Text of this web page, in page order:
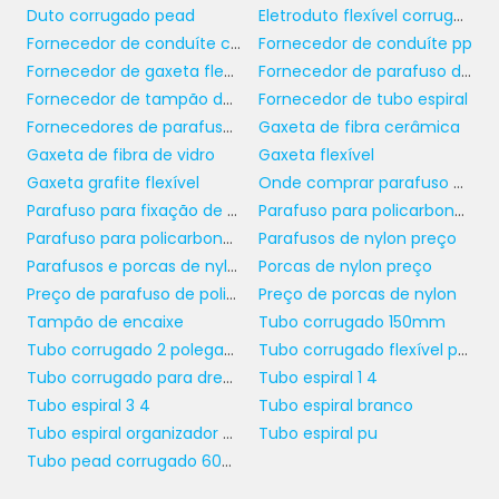
diferencial competitivo que faz com que
muitas empresas optem por essas soluções
ao invés de metais tradicionais, que podem
causar problemas em determinadas
aplicações.
MANUTENÇÃO E
DURABILIDADE DOS
PARAFUSOS E PORCAS DE
NYLON
Um dos grandes atrativos dosparafusos e
porcas de nyloné a sua baixa necessidade
de manutenção. Ao contrário de outros
materiais que podem exigir tratamentos
especiais ou substituições frequentes, o nylon
demonstra uma alta resistência ao desgaste.
Duto corrugado pead
Eletroduto flexível corrugado
Fornecedor de conduíte corrugado
Fornecedor de conduíte pp
Fornecedor de gaxeta flexível
Fornecedor de parafuso de policarbonato
Fornecedor de tampão de encaixe
Fornecedor de tubo espiral
Fornecedores de parafusos e porcas de nylon
Gaxeta de fibra cerâmica
Gaxeta de fibra de vidro
Gaxeta flexível
Gaxeta grafite flexível
Onde comprar parafuso de policarbonato
Parafuso para fixação de policarbonato
Parafuso para policarbonato
Parafuso para policarbonato em madeira
Parafusos de nylon preço
Parafusos e porcas de nylon
Porcas de nylon preço
Preço de parafuso de policarbonato
Preço de porcas de nylon
Tampão de encaixe
Tubo corrugado 150mm
Tubo corrugado 2 polegadas
Tubo corrugado flexível para drenagem
Tubo corrugado para drenagem
Tubo espiral 1 4
Tubo espiral 3 4
Tubo espiral branco
Tubo espiral organizador de fios
Tubo espiral pu
Tubo pead corrugado 600 mm